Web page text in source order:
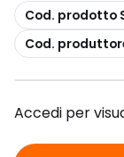
copia
Cod. prodotto
copia
Cod.
Accedi per